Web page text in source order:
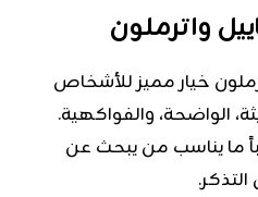
واترملون
خيار مميز للأشخاص
والفواكهية.
يناسب من يبحث عن